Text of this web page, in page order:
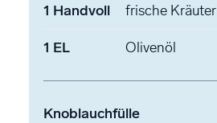
1 Handvoll frische Kräuter
1 EL Olivenöl
Knoblauchfülle